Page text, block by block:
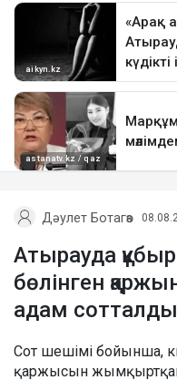
Дәулет Ботагөз
Атырауда
бөлінген
адам сотталды
Сот шешімі бойынша,
қаржысын